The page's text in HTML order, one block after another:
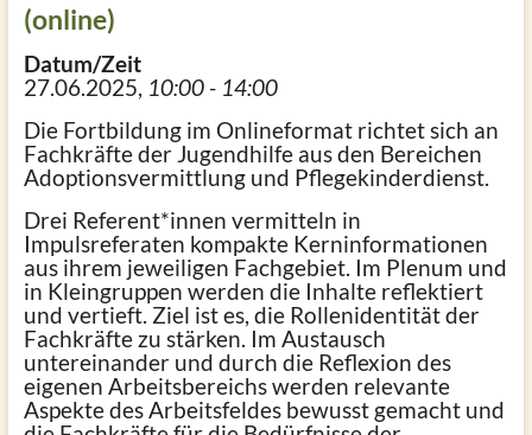
(online)
Datum/Zeit
27.06.2025, 10:00 - 14:00
Die Fortbildung im Onlineformat richtet sich an
Fachkräfte der Jugendhilfe aus den Bereichen
Adoptionsvermittlung und Pflegekinderdienst.
Drei Referent*innen vermitteln in
Impulsreferaten kompakte Kerninformationen
aus ihrem jeweiligen Fachgebiet. Im Plenum und
in Kleingruppen werden die Inhalte reflektiert
und vertieft. Ziel ist es, die Rollenidentität der
Fachkräfte zu stärken. Im Austausch
untereinander und durch die Reflexion des
eigenen Arbeitsbereichs werden relevante
Aspekte des Arbeitsfeldes bewusst gemacht und